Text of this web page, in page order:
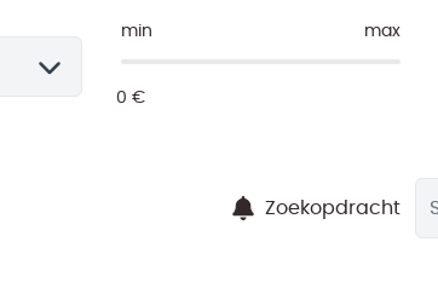
min max
Zoekopdracht